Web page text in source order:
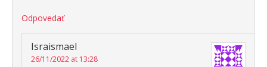
Odpovedať
Israismael
26/11/2022 at 13:28